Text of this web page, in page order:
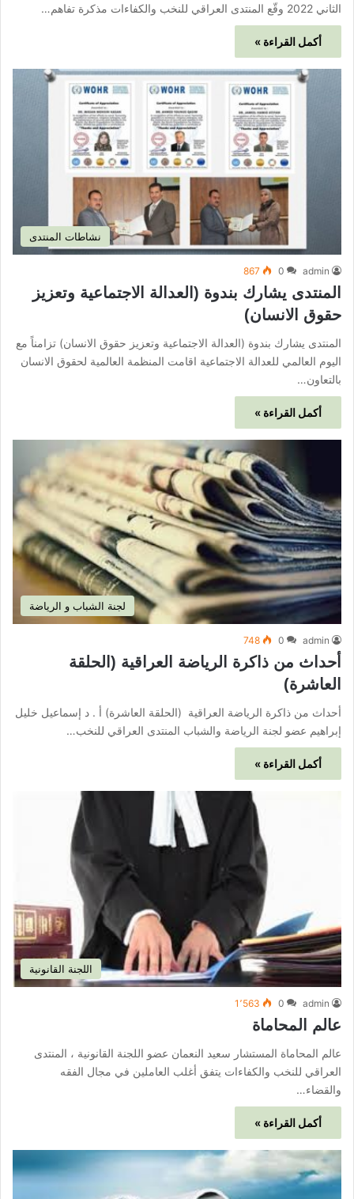
الثاني 2022 وقّع المنتدى العراقي للنخب والكفاءات مذكرة تفاهم…
أكمل القراءة »
نشاطات المنتدى
admin
0
867
المنتدى يشارك بندوة (العدالة الاجتماعية وتعزيز
حقوق الانسان)
المنتدى يشارك بندوة (العدالة الاجتماعية وتعزيز حقوق الانسان) تزامناً مع
اليوم العالمي للعدالة الاجتماعية اقامت المنظمة العالمية لحقوق الانسان
بالتعاون…
أكمل القراءة »
لجنة الشباب و الرياضة
admin
0
748
أحداث من ذاكرة الرياضة العراقية (الحلقة
العاشرة)
أحداث من ذاكرة الرياضة العراقية (الحلقة العاشرة) أ . د إسماعيل خليل
إبراهيم عضو لجنة الرياضة والشباب المنتدى العراقي للنخب…
أكمل القراءة »
اللجنة القانونية
admin
0 1٬563
عالم المحاماة
عالم المحاماة المستشار سعيد النعمان عضو اللجنة القانونية ، المنتدى
العراقي للنخب والكفاءات يتفق أغلب العاملين في مجال الفقه
والقضاء…
أكمل القراءة »